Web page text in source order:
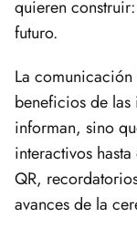
quieren
futuro.
La
beneficios de
informan, sino
interactivos
QR,
avances de la